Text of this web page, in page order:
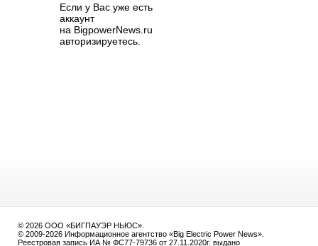
Если у Вас уже есть
аккаунт
на BigpowerNews.ru
авторизируетесь.
© 2026 ООО «БИГПАУЭР НЬЮС».
© 2009-2026 Информационное агентство «Big Electric Power News».
Реестровая запись ИА № ФС77-79736 от 27.11.2020г. выдано